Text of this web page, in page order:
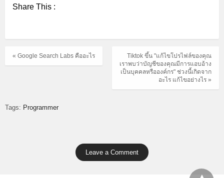
Share This :
Tiktok ขึ้น "แก้ไขโปรไฟล์ของคุณ
เราพบว่าบัญชีของคุณมีการแอบอ้าง
เป็นบุคคลหรือองค์กร" ช่วงนี้เกิดจาก
อะไร แก้ไขอย่างไร »
« Google Search Labs คืออะไร
Tags: Programmer
Leave a Comment